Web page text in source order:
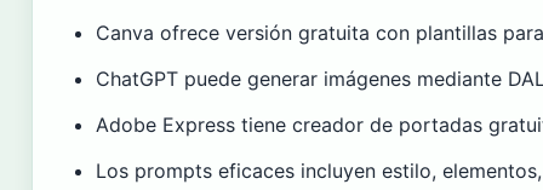
Canva ofrece versión gratuita con plantillas
ChatGPT puede generar imágenes mediante
Adobe Express tiene creador de portadas
Los prompts eficaces incluyen estilo,